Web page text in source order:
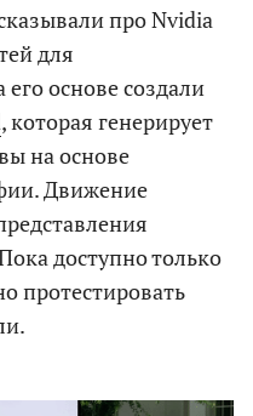
про Nvidia
для
основе создали
, которая генерирует
на основе
Движение
доступно только
протестировать